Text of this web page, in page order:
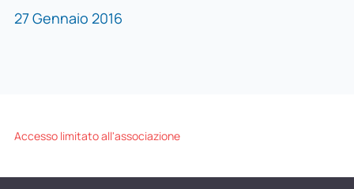
27 Gennaio 2016
Accesso limitato all'associazione